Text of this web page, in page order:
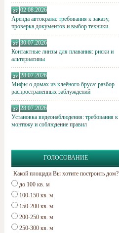
02.08.2026
Аренда автокрана: требования к заказу,
проверка документов и выбор техники
30.07.2026
Контактные линзы для плавания: риски и
альтернативы
28.07.2026
Мифы о домах из клеёного бруса: разбор
распространённых заблуждений
28.07.2026
Установка видеонаблюдения: требования к
монтажу и соблюдение правил
ГОЛОСОВАНИЕ
Какой площади Вы хотите построить дом?
до 100 кв. м
100-150 кв. м
150-200 кв. м
200-250 кв. м
250-300 кв. м